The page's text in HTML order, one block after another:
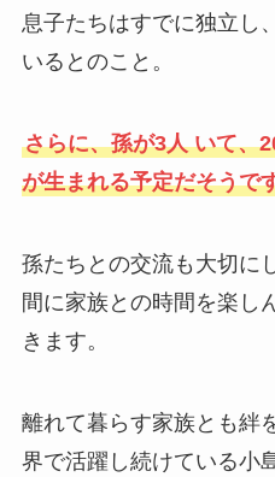
息子たちはすでに独立し
いるとのこと。
さらに、孫が3人 いて、
が生まれる予定だそうで
孫たちとの交流も大切に
間に家族との時間を楽し
きます。
離れて暮らす家族とも絆
界で活躍し続けている小